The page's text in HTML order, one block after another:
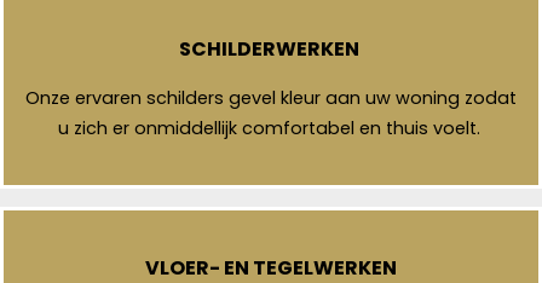
SCHILDERWERKEN
Onze ervaren schilders gevel kleur aan uw woning zodat
u zich er onmiddellijk comfortabel en thuis voelt.
VLOER- EN TEGELWERKEN